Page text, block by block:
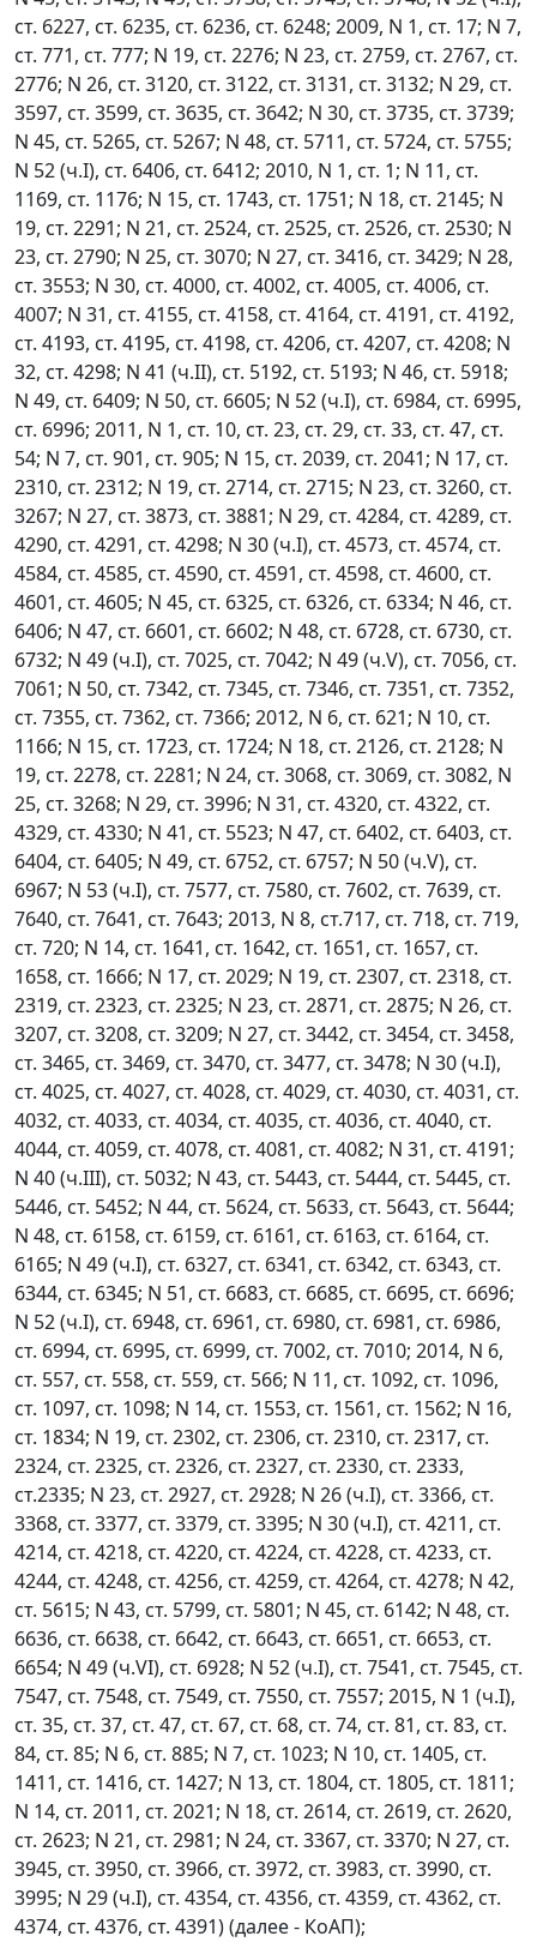
ст. 6227, ст. 6235, ст. 6236, ст. 6248; 2009, N 1, ст. 17; N 7,
ст. 771, ст. 777; N 19, ст. 2276; N 23, ст. 2759, ст. 2767, ст.
2776; N 26, ст. 3120, ст. 3122, ст. 3131, ст. 3132; N 29, ст.
3597, ст. 3599, ст. 3635, ст. 3642; N 30, ст. 3735, ст. 3739;
N 45, ст. 5265, ст. 5267; N 48, ст. 5711, ст. 5724, ст. 5755;
N 52 (ч.I), ст. 6406, ст. 6412; 2010, N 1, ст. 1; N 11, ст.
1169, ст. 1176; N 15, ст. 1743, ст. 1751; N 18, ст. 2145; N
19, ст. 2291; N 21, ст. 2524, ст. 2525, ст. 2526, ст. 2530; N
23, ст. 2790; N 25, ст. 3070; N 27, ст. 3416, ст. 3429; N 28,
ст. 3553; N 30, ст. 4000, ст. 4002, ст. 4005, ст. 4006, ст.
4007; N 31, ст. 4155, ст. 4158, ст. 4164, ст. 4191, ст. 4192,
ст. 4193, ст. 4195, ст. 4198, ст. 4206, ст. 4207, ст. 4208; N
32, ст. 4298; N 41 (ч.II), ст. 5192, ст. 5193; N 46, ст. 5918;
N 49, ст. 6409; N 50, ст. 6605; N 52 (ч.I), ст. 6984, ст. 6995,
ст. 6996; 2011, N 1, ст. 10, ст. 23, ст. 29, ст. 33, ст. 47, ст.
54; N 7, ст. 901, ст. 905; N 15, ст. 2039, ст. 2041; N 17, ст.
2310, ст. 2312; N 19, ст. 2714, ст. 2715; N 23, ст. 3260, ст.
3267; N 27, ст. 3873, ст. 3881; N 29, ст. 4284, ст. 4289, ст.
4290, ст. 4291, ст. 4298; N 30 (ч.I), ст. 4573, ст. 4574, ст.
4584, ст. 4585, ст. 4590, ст. 4591, ст. 4598, ст. 4600, ст.
4601, ст. 4605; N 45, ст. 6325, ст. 6326, ст. 6334; N 46, ст.
6406; N 47, ст. 6601, ст. 6602; N 48, ст. 6728, ст. 6730, ст.
6732; N 49 (ч.I), ст. 7025, ст. 7042; N 49 (ч.V), ст. 7056, ст.
7061; N 50, ст. 7342, ст. 7345, ст. 7346, ст. 7351, ст. 7352,
ст. 7355, ст. 7362, ст. 7366; 2012, N 6, ст. 621; N 10, ст.
1166; N 15, ст. 1723, ст. 1724; N 18, ст. 2126, ст. 2128; N
19, ст. 2278, ст. 2281; N 24, ст. 3068, ст. 3069, ст. 3082, N
25, ст. 3268; N 29, ст. 3996; N 31, ст. 4320, ст. 4322, ст.
4329, ст. 4330; N 41, ст. 5523; N 47, ст. 6402, ст. 6403, ст.
6404, ст. 6405; N 49, ст. 6752, ст. 6757; N 50 (ч.V), ст.
6967; N 53 (ч.I), ст. 7577, ст. 7580, ст. 7602, ст. 7639, ст.
7640, ст. 7641, ст. 7643; 2013, N 8, ст.717, ст. 718, ст. 719,
ст. 720; N 14, ст. 1641, ст. 1642, ст. 1651, ст. 1657, ст.
1658, ст. 1666; N 17, ст. 2029; N 19, ст. 2307, ст. 2318, ст.
2319, ст. 2323, ст. 2325; N 23, ст. 2871, ст. 2875; N 26, ст.
3207, ст. 3208, ст. 3209; N 27, ст. 3442, ст. 3454, ст. 3458,
ст. 3465, ст. 3469, ст. 3470, ст. 3477, ст. 3478; N 30 (ч.I),
ст. 4025, ст. 4027, ст. 4028, ст. 4029, ст. 4030, ст. 4031, ст.
4032, ст. 4033, ст. 4034, ст. 4035, ст. 4036, ст. 4040, ст.
4044, ст. 4059, ст. 4078, ст. 4081, ст. 4082; N 31, ст. 4191;
N 40 (ч.III), ст. 5032; N 43, ст. 5443, ст. 5444, ст. 5445, ст.
5446, ст. 5452; N 44, ст. 5624, ст. 5633, ст. 5643, ст. 5644;
N 48, ст. 6158, ст. 6159, ст. 6161, ст. 6163, ст. 6164, ст.
6165; N 49 (ч.I), ст. 6327, ст. 6341, ст. 6342, ст. 6343, ст.
6344, ст. 6345; N 51, ст. 6683, ст. 6685, ст. 6695, ст. 6696;
N 52 (ч.I), ст. 6948, ст. 6961, ст. 6980, ст. 6981, ст. 6986,
ст. 6994, ст. 6995, ст. 6999, ст. 7002, ст. 7010; 2014, N 6,
ст. 557, ст. 558, ст. 559, ст. 566; N 11, ст. 1092, ст. 1096,
ст. 1097, ст. 1098; N 14, ст. 1553, ст. 1561, ст. 1562; N 16,
ст. 1834; N 19, ст. 2302, ст. 2306, ст. 2310, ст. 2317, ст.
2324, ст. 2325, ст. 2326, ст. 2327, ст. 2330, ст. 2333,
ст.2335; N 23, ст. 2927, ст. 2928; N 26 (ч.I), ст. 3366, ст.
3368, ст. 3377, ст. 3379, ст. 3395; N 30 (ч.I), ст. 4211, ст.
4214, ст. 4218, ст. 4220, ст. 4224, ст. 4228, ст. 4233, ст.
4244, ст. 4248, ст. 4256, ст. 4259, ст. 4264, ст. 4278; N 42,
ст. 5615; N 43, ст. 5799, ст. 5801; N 45, ст. 6142; N 48, ст.
6636, ст. 6638, ст. 6642, ст. 6643, ст. 6651, ст. 6653, ст.
6654; N 49 (ч.VI), ст. 6928; N 52 (ч.I), ст. 7541, ст. 7545, ст.
7547, ст. 7548, ст. 7549, ст. 7550, ст. 7557; 2015, N 1 (ч.I),
ст. 35, ст. 37, ст. 47, ст. 67, ст. 68, ст. 74, ст. 81, ст. 83, ст.
84, ст. 85; N 6, ст. 885; N 7, ст. 1023; N 10, ст. 1405, ст.
1411, ст. 1416, ст. 1427; N 13, ст. 1804, ст. 1805, ст. 1811;
N 14, ст. 2011, ст. 2021; N 18, ст. 2614, ст. 2619, ст. 2620,
ст. 2623; N 21, ст. 2981; N 24, ст. 3367, ст. 3370; N 27, ст.
3945, ст. 3950, ст. 3966, ст. 3972, ст. 3983, ст. 3990, ст.
3995; N 29 (ч.I), ст. 4354, ст. 4356, ст. 4359, ст. 4362, ст.
4374, ст. 4376, ст. 4391) (далее - КоАП);